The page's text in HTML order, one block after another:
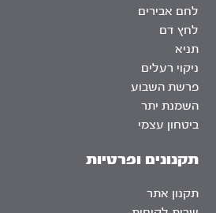
לחם אבירים
לחץ דם
תניא
ניקוי רעלים
פרשת השבוע
השמנת יתר
ביטחון עצמי
תקנונים ופרטיות
תקנון אתר